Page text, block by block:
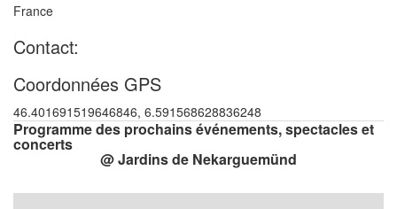
France
Contact:
Coordonnées GPS
46.401691519646846, 6.591568628836248
Programme des prochains événements, spectacles et
concerts
@ Jardins de Nekarguemünd